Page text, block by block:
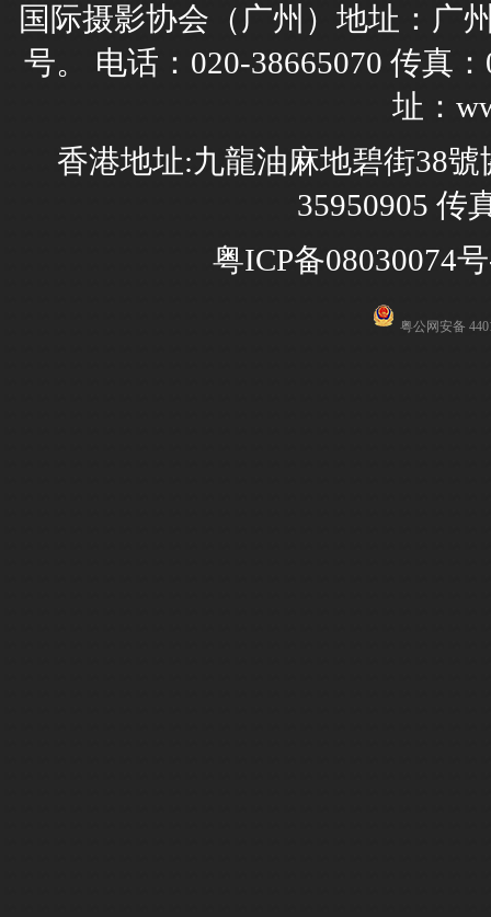
国际摄影协会（广州）地址：广
号。 电话：020-38665070 传真
址：
香港地址:九龍油麻地碧街38
35950905 传
粤ICP备08030074
粤公网安备